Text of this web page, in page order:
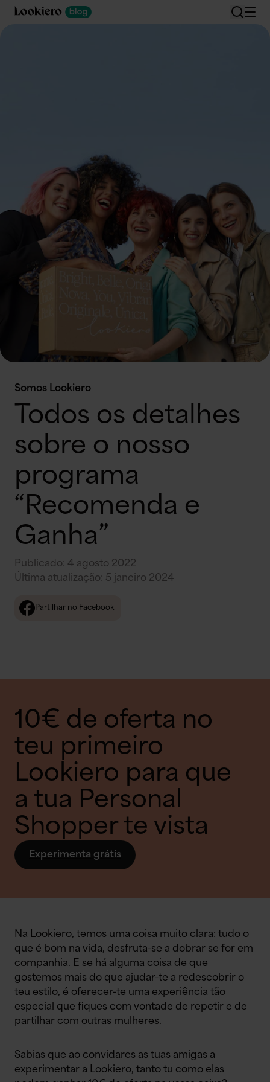
Somos Lookiero
Todos os detalhes
sobre o nosso
programa
“Recomenda e
Ganha”
Publicado: 4 agosto 2022
Última atualização: 5 janeiro 2024
Partilhar no Facebook
10€ de oferta no
teu primeiro
Lookiero para que
a tua Personal
Shopper te vista
Experimenta grátis
Na Lookiero, temos uma coisa muito clara: tudo o
que é bom na vida, desfruta-se a dobrar se for em
companhia. E se há alguma coisa de que
gostemos mais do que ajudar-te a redescobrir o
teu estilo, é oferecer-te uma experiência tão
especial que fiques com vontade de repetir e de
partilhar com outras mulheres.
Sabias que ao convidares as tuas amigas a
experimentar a Lookiero, tanto tu como elas